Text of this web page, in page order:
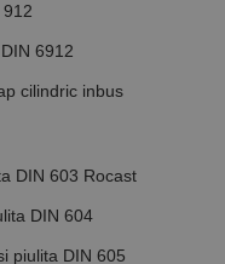
6912
cilindric inbus
DIN 603 Rocast
DIN 604
piulita DIN 605